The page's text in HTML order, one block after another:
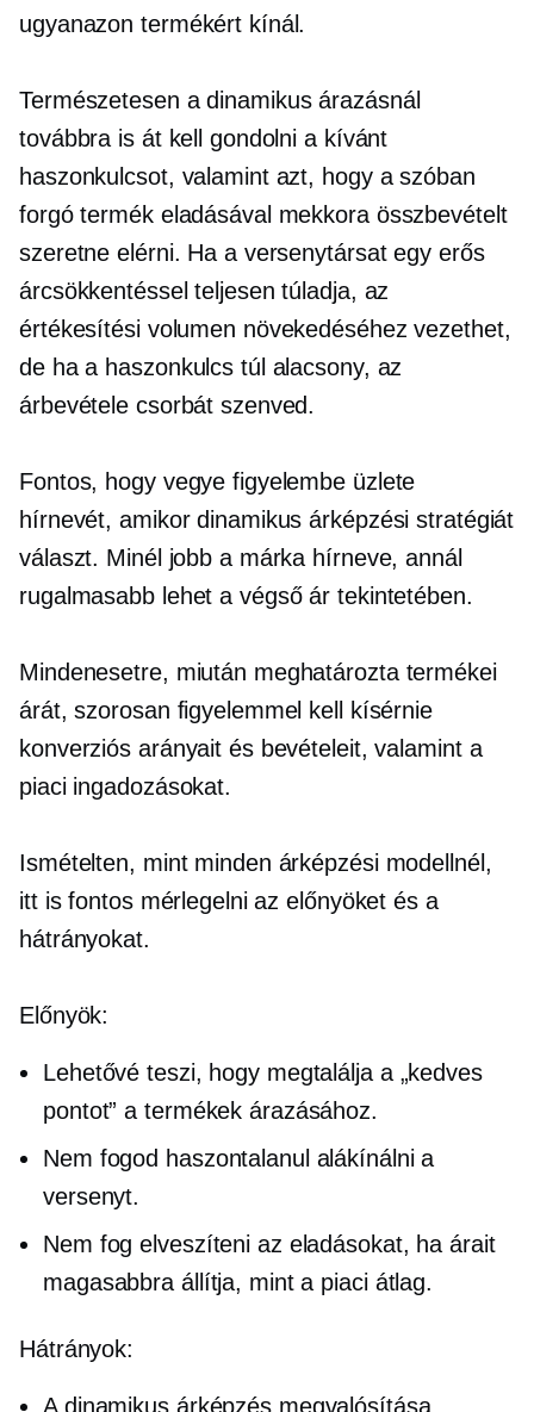
ugyanazon termékért kínál.
Természetesen a dinamikus árazásnál
továbbra is át kell gondolni a kívánt
haszonkulcsot, valamint azt, hogy a szóban
forgó termék eladásával mekkora összbevételt
szeretne elérni. Ha a versenytársat egy erős
árcsökkentéssel teljesen túladja, az
értékesítési volumen növekedéséhez vezethet,
de ha a haszonkulcs túl alacsony, az
árbevétele csorbát szenved.
Fontos, hogy vegye figyelembe üzlete
hírnevét, amikor dinamikus árképzési stratégiát
választ. Minél jobb a márka hírneve, annál
rugalmasabb lehet a végső ár tekintetében.
Mindenesetre, miután meghatározta termékei
árát, szorosan figyelemmel kell kísérnie
konverziós arányait és bevételeit, valamint a
piaci ingadozásokat.
Ismételten, mint minden árképzési modellnél,
itt is fontos mérlegelni az előnyöket és a
hátrányokat.
Előnyök:
Lehetővé teszi, hogy megtalálja a „kedves
pontot” a termékek árazásához.
Nem fogod haszontalanul alákínálni a
versenyt.
Nem fog elveszíteni az eladásokat, ha árait
magasabbra állítja, mint a piaci átlag.
Hátrányok:
A dinamikus árképzés megvalósítása